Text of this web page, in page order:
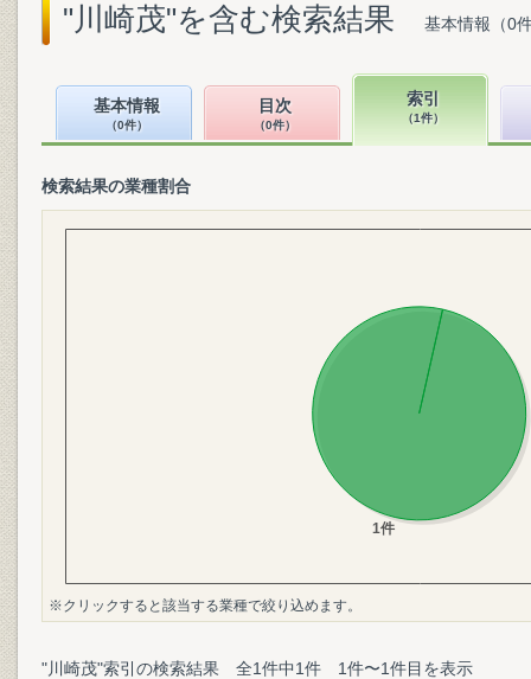
"川崎茂"を含む検索結果 基本情報（0
基本情報
（0件）
目次
（0件）
索引
（1件）
検索結果の業種割合
※クリックすると該当する業種で絞り込めます。
"川崎茂"索引の検索結果 全1件中1件 1件〜1件目を表示